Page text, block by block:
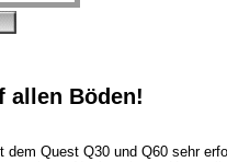
allen Böden!
Quest Q30 und Q60 sehr